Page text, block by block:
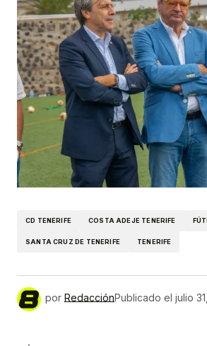
CD TENERIFE COSTA ADEJE TENERIFE
SANTA CRUZ DE TENERIFE TENERIFE
por RedacciónPublicado el julio